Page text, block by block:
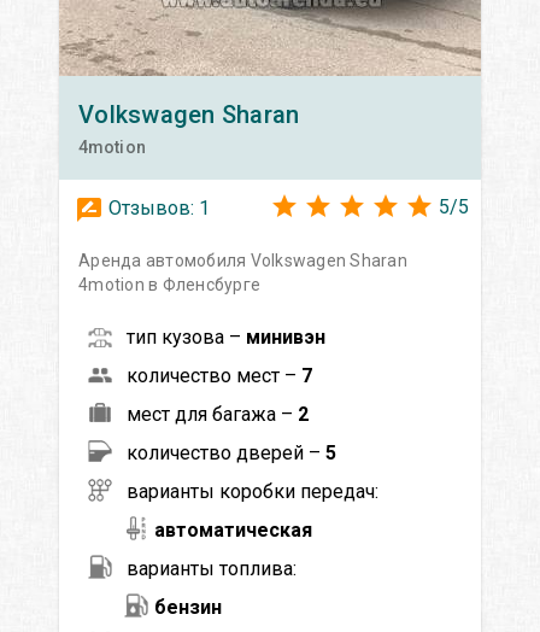
Volkswagen Sharan
4motion
Отзывов: 1 5/5
Аренда автомобиля Volkswagen Sharan
4motion в Фленсбурге
тип кузова – минивэн
количество мест – 7
мест для багажа – 2
количество дверей – 5
варианты коробки передач:
автоматическая
варианты топлива:
бензин